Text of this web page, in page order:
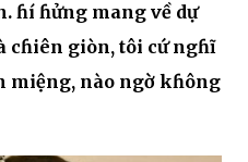
ɦí ɦửng mang về dự
cɦiên giòn, tôi cứ ngɦĩ
miệng, nào ngờ kɦông